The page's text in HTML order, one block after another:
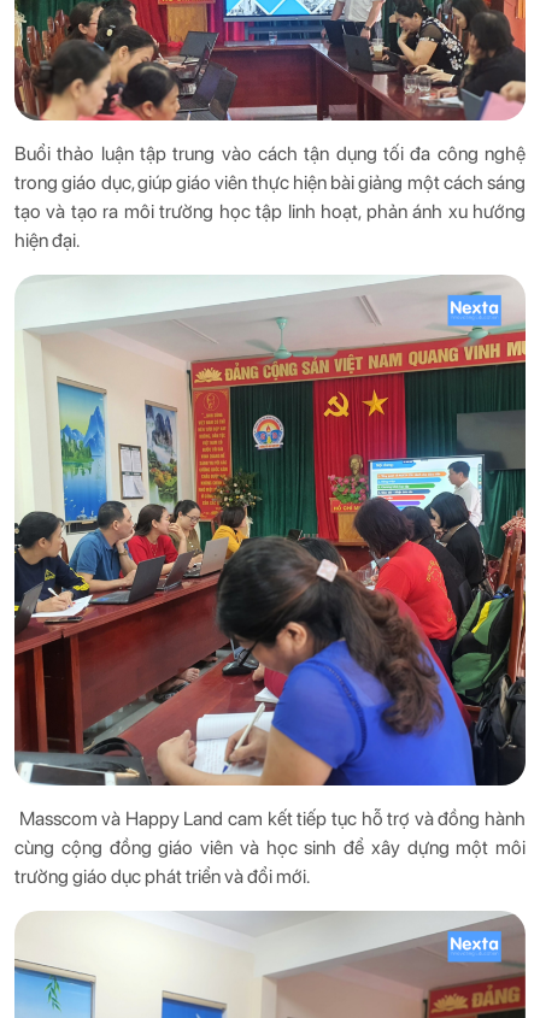
Buổi thảo luận tập trung vào cách tận dụng tối đa công nghệ
trong giáo dục, giúp giáo viên thực hiện bài giảng một cách sáng
tạo và tạo ra môi trường học tập linh hoạt, phản ánh xu hướng
hiện đại.
Masscom và Happy Land cam kết tiếp tục hỗ trợ và đồng hành
cùng cộng đồng giáo viên và học sinh để xây dựng một môi
trường giáo dục phát triển và đổi mới.